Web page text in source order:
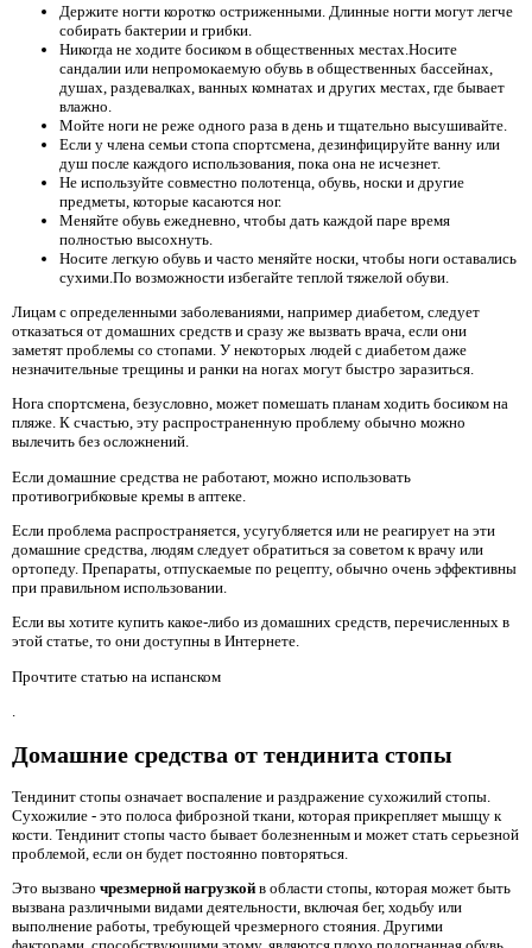
Держите ногти коротко остриженными. Длинные ногти могут легче
собирать бактерии и грибки.
Никогда не ходите босиком в общественных местах.Носите
сандалии или непромокаемую обувь в общественных бассейнах,
душах, раздевалках, ванных комнатах и ​​других местах, где бывает
влажно.
Мойте ноги не реже одного раза в день и тщательно высушивайте.
Если у члена семьи стопа спортсмена, дезинфицируйте ванну или
душ после каждого использования, пока она не исчезнет.
Не используйте совместно полотенца, обувь, носки и другие
предметы, которые касаются ног.
Меняйте обувь ежедневно, чтобы дать каждой паре время
полностью высохнуть.
Носите легкую обувь и часто меняйте носки, чтобы ноги оставались
сухими.По возможности избегайте теплой тяжелой обуви.
Лицам с определенными заболеваниями, например диабетом, следует
отказаться от домашних средств и сразу же вызвать врача, если они
заметят проблемы со стопами. У некоторых людей с диабетом даже
незначительные трещины и ранки на ногах могут быстро заразиться.
Нога спортсмена, безусловно, может помешать планам ходить босиком на
пляже. К счастью, эту распространенную проблему обычно можно
вылечить без осложнений.
Если домашние средства не работают, можно использовать
противогрибковые кремы в аптеке.
Если проблема распространяется, усугубляется или не реагирует на эти
домашние средства, людям следует обратиться за советом к врачу или
ортопеду. Препараты, отпускаемые по рецепту, обычно очень эффективны
при правильном использовании.
Если вы хотите купить какое-либо из домашних средств, перечисленных в
этой статье, то они доступны в Интернете.
Прочтите статью на испанском
Домашние средства от тендинита стопы
Тендинит стопы означает воспаление и раздражение сухожилий стопы.
Сухожилие - это полоса фиброзной ткани, которая прикрепляет мышцу к
кости. Тендинит стопы часто бывает болезненным и может стать серьезной
проблемой, если он будет постоянно повторяться.
Это вызвано чрезмерной нагрузкой в области стопы, которая может быть
вызвана различными видами деятельности, включая бег, ходьбу или
выполнение работы, требующей чрезмерного стояния. Другими